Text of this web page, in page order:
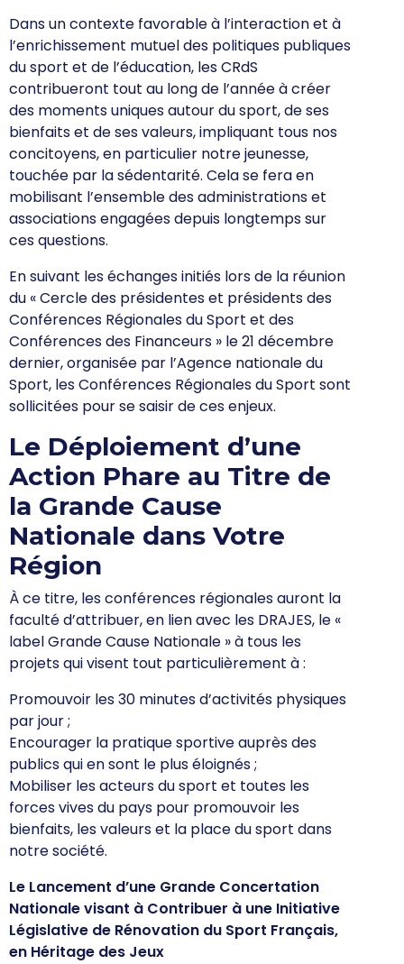
Dans un contexte favorable à l’interaction et à
l’enrichissement mutuel des politiques publiques
du sport et de l’éducation, les CRdS
contribueront tout au long de l’année à créer
des moments uniques autour du sport, de ses
bienfaits et de ses valeurs, impliquant tous nos
concitoyens, en particulier notre jeunesse,
touchée par la sédentarité. Cela se fera en
mobilisant l’ensemble des administrations et
associations engagées depuis longtemps sur
ces questions.
En suivant les échanges initiés lors de la réunion
du « Cercle des présidentes et présidents des
Conférences Régionales du Sport et des
Conférences des Financeurs » le 21 décembre
dernier, organisée par l’Agence nationale du
Sport, les Conférences Régionales du Sport sont
sollicitées pour se saisir de ces enjeux.
Le Déploiement d’une
Action Phare au Titre de
la Grande Cause
Nationale dans Votre
Région
À ce titre, les conférences régionales auront la
faculté d’attribuer, en lien avec les DRAJES, le «
label Grande Cause Nationale » à tous les
projets qui visent tout particulièrement à :
Promouvoir les 30 minutes d’activités physiques
par jour ;
Encourager la pratique sportive auprès des
publics qui en sont le plus éloignés ;
Mobiliser les acteurs du sport et toutes les
forces vives du pays pour promouvoir les
bienfaits, les valeurs et la place du sport dans
notre société.
Le Lancement d’une Grande Concertation
Nationale visant à Contribuer à une Initiative
Législative de Rénovation du Sport Français,
en Héritage des Jeux